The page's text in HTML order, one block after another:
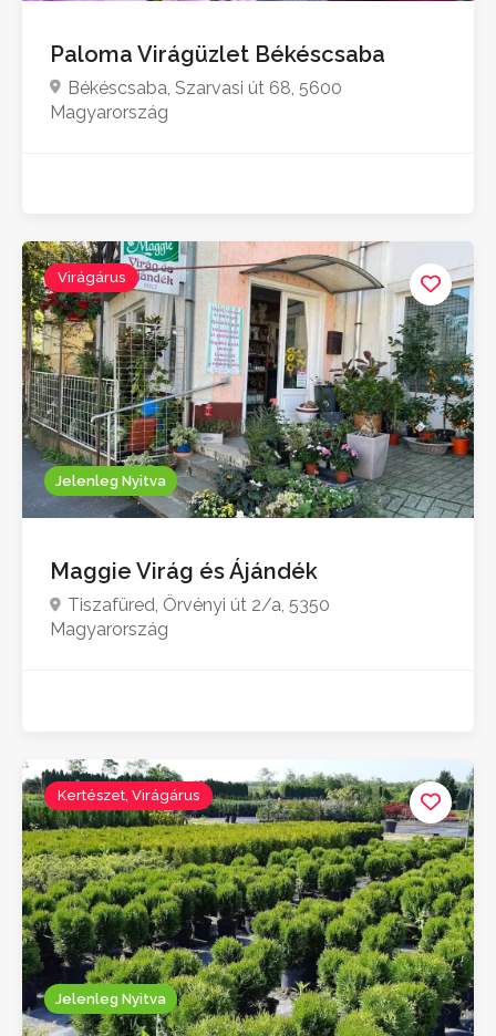
Paloma Virágüzlet Békéscsaba
Békéscsaba, Szarvasi út 68, 5600
Magyarország
Jelenleg Nyitva
Virágárus
Maggie Virág és Ájándék
Tiszafüred, Örvényi út 2/a, 5350
Magyarország
Jelenleg Nyitva
Kertészet, Virágárus